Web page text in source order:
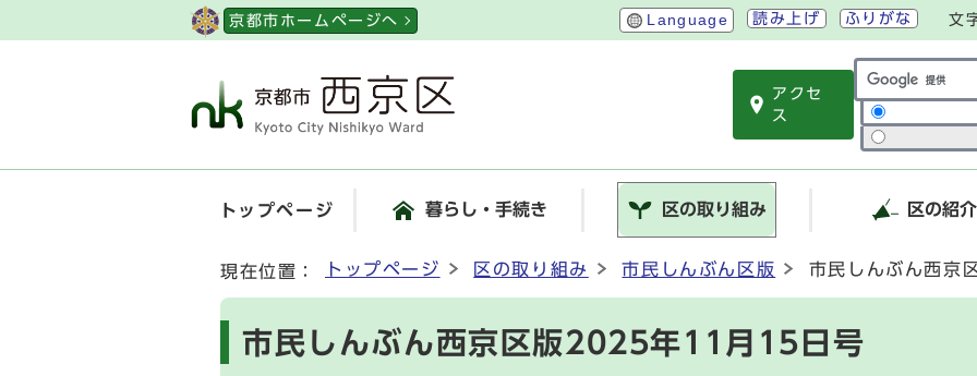
京都市ホームページへ Language 読み上げ ふりがな 文
アクセ
ス
サイト内検索
トップページ 暮らし・手続き 区の取り組み 区の紹介
現在位置： トップページ 区の取り組み 市民しんぶん区版 市民しんぶん西
市民しんぶん西京区版2025年11月15日号